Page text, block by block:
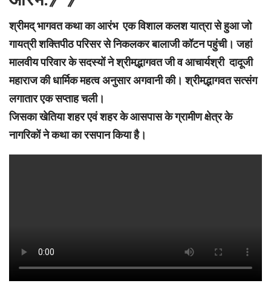
श्रीमद् भागवत कथा का आरंभ एक विशाल कलश यात्रा से हुआ जो
गायत्री शक्तिपीठ परिसर से निकलकर बालाजी कॉटन पहुंची। जहां
मालवीय परिवार के सदस्यों ने श्रीमद्भागवत जी व आचार्यश्री दादूजी
महाराज की धार्मिक महत्व अनुसार अगवानी की। श्रीमद्भागवत सत्संग
लगातार एक सप्ताह चली।
जिसका खेतिया शहर एवं शहर के आसपास के ग्रामीण क्षेत्र के
नागरिकों ने कथा का रसपान किया है।